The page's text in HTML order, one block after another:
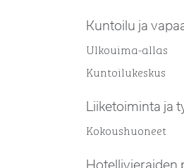
Kuntoilu ja
Ulkouima-allas
Kuntoilukeskus
Liiketoiminta ja
Kokous­huoneet